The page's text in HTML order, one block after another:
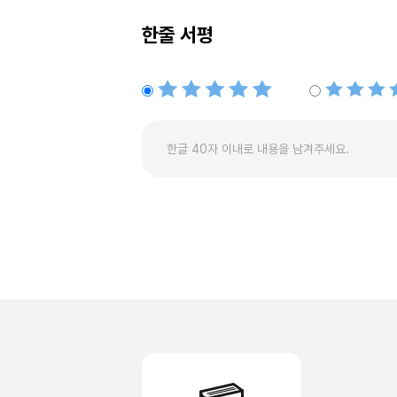
한줄 서평
별점5개 별점4개